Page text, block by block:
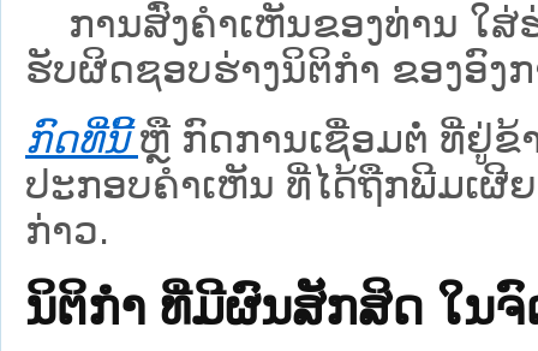
ການສົ່ງຄໍາເຫັນຂອງທ່ານ ໃສ່
ຮັບຜິດຊອບຮ່າງນິຕິກຳ ຂອງອົງ
ກົດທີ່ນີ້ ຫຼື ກົດການເຊື່ອມຕໍ່ ທີ່ຢູ່ຂ້
ປະກອບຄຳເຫັນ ທີ່ໄດ້ຖືກພີມເຜີ
ກ່າວ.
ນິຕິກໍາ ທີ່ມີຜົນສັກສິດ ໃນ